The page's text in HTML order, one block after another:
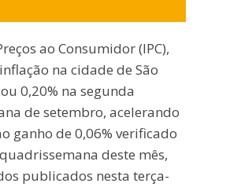
ao Consumidor (IPC),
na cidade de São
0,20% na segunda
de setembro, acelerando
ganho de 0,06% verificado
deste mês,
publicados nesta terça-